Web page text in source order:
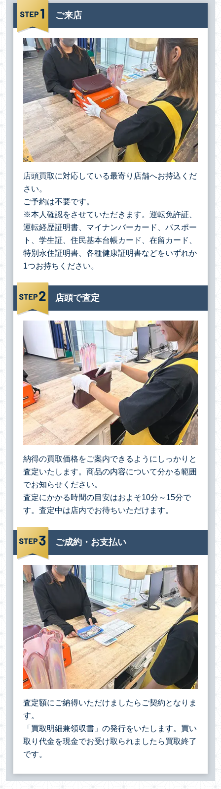
ご来店
店頭買取に対応している最寄り店舗へお持込くだ
さい。
ご予約は不要です。
※本人確認をさせていただきます。運転免許証、
運転経歴証明書、マイナンバーカード、パスポー
ト、学生証、住民基本台帳カード、在留カード、
特別永住証明書、各種健康証明書などをいずれか
1つお持ちください。
店頭で査定
納得の買取価格をご案内できるようにしっかりと
査定いたします。商品の内容について分かる範囲
でお知らせください。
査定にかかる時間の目安はおよそ10分～15分で
す。査定中は店内でお待ちいただけます。
ご成約・お支払い
査定額にご納得いただけましたらご契約となりま
す。
「買取明細兼領収書」の発行をいたします。買い
取り代金を現金でお受け取られましたら買取終了
です。